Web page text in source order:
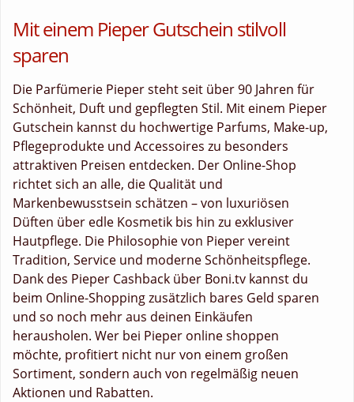
Mit einem Pieper Gutschein stilvoll
sparen
Die Parfümerie Pieper steht seit über 90 Jahren für
Schönheit, Duft und gepflegten Stil. Mit einem Pieper
Gutschein kannst du hochwertige Parfums, Make-up,
Pflegeprodukte und Accessoires zu besonders
attraktiven Preisen entdecken. Der Online-Shop
richtet sich an alle, die Qualität und
Markenbewusstsein schätzen – von luxuriösen
Düften über edle Kosmetik bis hin zu exklusiver
Hautpflege. Die Philosophie von Pieper vereint
Tradition, Service und moderne Schönheitspflege.
Dank des Pieper Cashback über Boni.tv kannst du
beim Online-Shopping zusätzlich bares Geld sparen
und so noch mehr aus deinen Einkäufen
herausholen. Wer bei Pieper online shoppen
möchte, profitiert nicht nur von einem großen
Sortiment, sondern auch von regelmäßig neuen
Aktionen und Rabatten.